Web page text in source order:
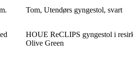
Tom, Utendørs gyngestol, svart
HOUE ReCLIPS gyngestol i
Olive Green